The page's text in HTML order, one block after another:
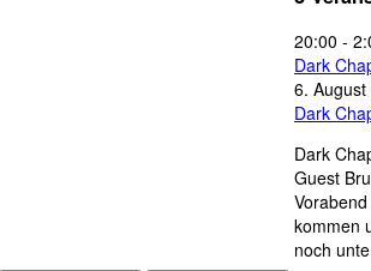
20:00 -
Dark
6.
Dark
Dark
Guest
kommen
noch